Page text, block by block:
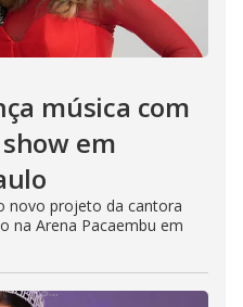
música com
em
novo projeto da cantora
na Arena Pacaembu em